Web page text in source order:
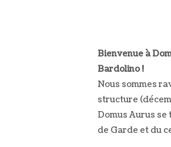
Bienvenue à
Bardolino !
Nous sommes
structure
Domus Aurus
de Garde et du